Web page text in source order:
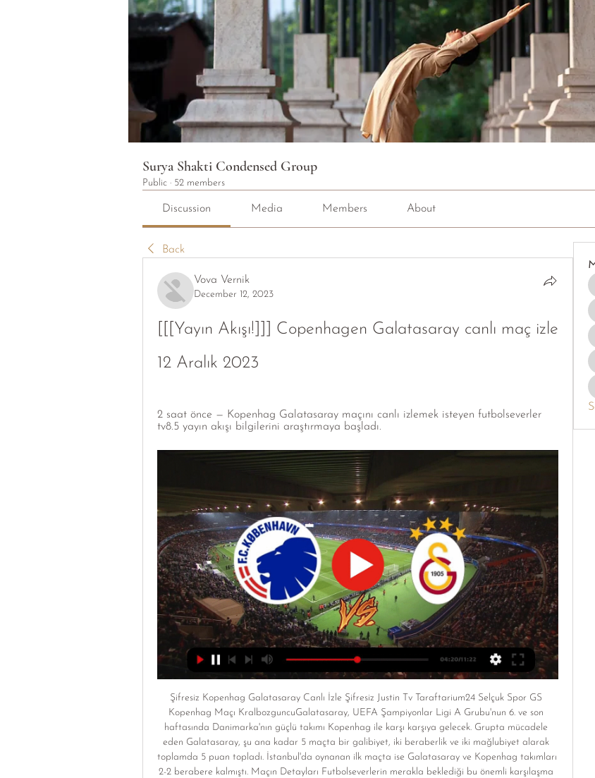
Surya Shakti Condensed Group
Public · 52 members
Discussion Media Members About
Back
Vova Vernik
December 12, 2023
[[[Yayın Akışı!]]] Copenhagen Galatasaray canlı maç izle
12 Aralık 2023
2 saat önce — Kopenhag Galatasaray maçını canlı izlemek isteyen futbolseverler
tv8.5 yayın akışı bilgilerini araştırmaya başladı.
Şifresiz Kopenhag Galatasaray Canlı İzle Şifresiz Justin Tv Taraftarium24 Selçuk Spor GS
Kopenhag Maçı KralbozguncuGalatasaray, UEFA Şampiyonlar Ligi A Grubu'nun 6. ve son
haftasında Danimarka'nın güçlü takımı Kopenhag ile karşı karşıya gelecek. Grupta mücadele
eden Galatasaray, şu ana kadar 5 maçta bir galibiyet, iki beraberlik ve iki mağlubiyet alarak
toplamda 5 puan topladı. İstanbul'da oynanan ilk maçta ise Galatasaray ve Kopenhag takımları
2-2 berabere kalmıştı. Maçın Detayları Futbolseverlerin merakla beklediği bu önemli karşılaşma